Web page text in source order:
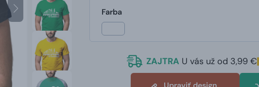
Farba
ZAJTRA U vás už od 3,99 €